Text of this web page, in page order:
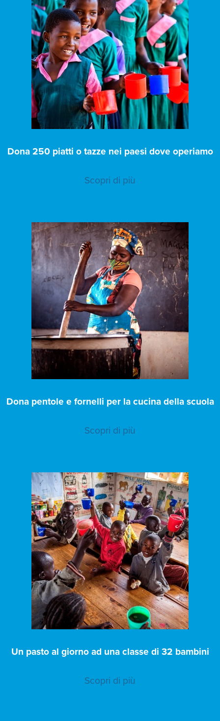
Dona 250 piatti o tazze nei paesi dove operiamo
Scopri di più
Dona pentole e fornelli per la cucina della scuola
Scopri di più
Un pasto al giorno ad una classe di 32 bambini
Scopri di più